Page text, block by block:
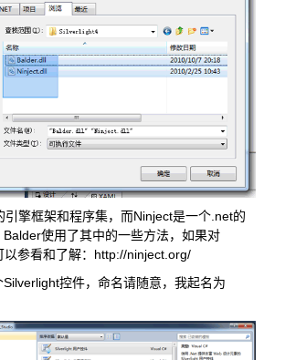
引擎框架和程序集，而Ninject是一个.net的
使用了其中的一些方法，如果对
参看和了解： http://ninject.org/
控件，命名请随意，我起名为